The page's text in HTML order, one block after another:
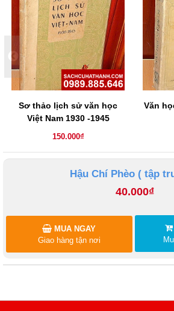
Sơ thảo lịch sử văn học
Việt Nam 1930 -1945
150.000₫
Văn
Hậu Chí Phèo ( tập
40.000₫
MUA NGAY
Giao hàng tận nơi